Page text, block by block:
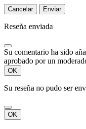
Cancelar Enviar
Reseña enviada
Su comentario ha sido
aprobado por un
OK
Su reseña no pudo ser
OK